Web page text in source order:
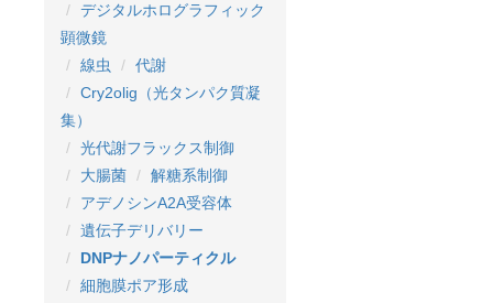
デジタルホログラフィック
顕微鏡
線虫
代謝
Cry2olig（光タンパク質凝
集）
光代謝フラックス制御
大腸菌
解糖系制御
アデノシンA2A受容体
遺伝子デリバリー
DNPナノパーティクル
細胞膜ポア形成